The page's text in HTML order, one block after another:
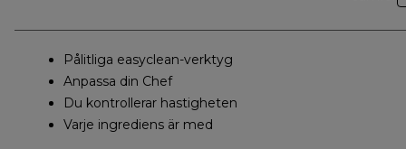
Pålitliga easyclean-verktyg
Anpassa din Chef
Du kontrollerar hastigheten
Varje ingrediens är med